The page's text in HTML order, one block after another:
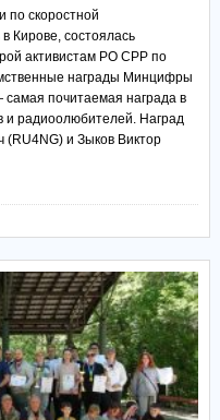
по скоростной
Кирове, состоялась
активистам РО СРР по
награды Минцифры
почитаемая награда в
и радиоолюбителей. Наград
и Зыков Виктор